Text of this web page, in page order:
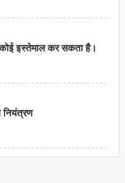
इस्तेमाल कर सकता है।